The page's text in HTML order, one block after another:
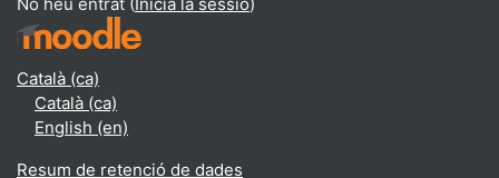
No heu entrat (Inicia la sessió)
Català ‎(ca)‎
Català ‎(ca)‎
English ‎(en)‎
Resum de retenció de dades